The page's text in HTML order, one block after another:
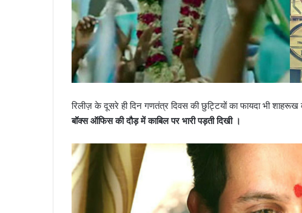
रिलीज़ के दूसरे ही दिन गणतंत्र दिवस की छुट्टियों का फायदा भी
बॉक्स ऑफिस की दौड़ में काबिल पर भारी पड़ती दिखी ।